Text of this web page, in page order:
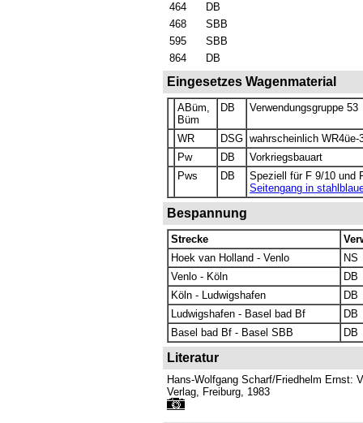
464
DB
468
SBB
595
SBB
864
DB
Eingesetzes Wagenmaterial
ABüm,
Büm
DB Verwendungsgruppe 53
WR DSG wahrscheinlich
Pw
DB
Vorkriegsbauart
Pws
DB
Speziell für F 9/10 und
Seitengang in
Bespannung
Strecke
Hoek van Holland - Venlo
NS
Venlo - Köln
DB
Köln - Ludwigshafen
DB
Ludwigshafen - Basel bad Bf
DB
Basel bad Bf - Basel SBB
DB
Literatur
Hans-Wolfgang Scharf/Friedhelm Ernst:
Verlag, Freiburg, 1983